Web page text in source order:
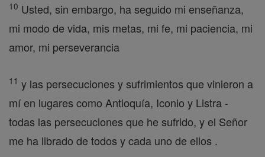
10 Usted, sin embargo, ha seguido mi enseñanza,
mi modo de vida, mis metas, mi fe, mi paciencia, mi
amor, mi perseverancia
11 y las persecuciones y sufrimientos que vinieron a
mí en lugares como Antioquía, Iconio y Listra -
todas las persecuciones que he sufrido, y el Señor
me ha librado de todos y cada uno de ellos .